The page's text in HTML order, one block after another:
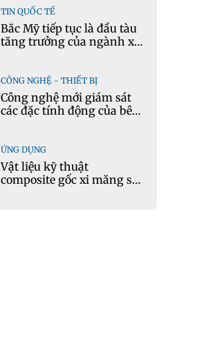
TIN QUỐC TẾ
Bắc Mỹ tiếp tục là đầu tàu
tăng trưởng của ngành xi
CÔNG NGHỆ - THIẾT BỊ
Công nghệ mới giám sát
các đặc tính động của bê
ỨNG DỤNG
Vật liệu kỹ thuật
composite gốc xi măng sử